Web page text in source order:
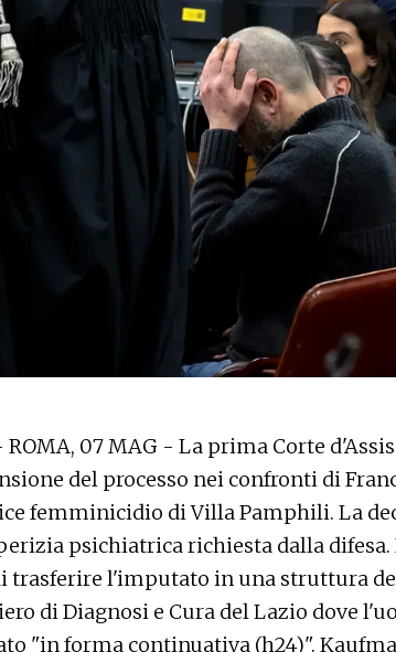
ROMA, 07 MAG - La prima Corte
del processo nei confronti di
femminicidio di Villa Pamphili. La
psichiatrica richiesta dalla
trasferire l'imputato in una struttura
di Diagnosi e Cura del Lazio dove
"in forma continuativa (h24)".